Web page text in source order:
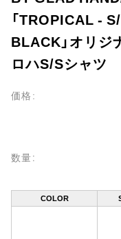
「TROPICAL -
BLACK」オリジ
ロハS/Sシャツ
価格:
数量:
COLOR